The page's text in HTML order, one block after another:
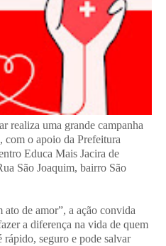
realiza uma grande campanha
com o apoio da Prefeitura
Educa Mais Jacira de
São Joaquim, bairro São
de amor”, a ação convida
a diferença na vida de quem
rápido, seguro e pode salvar